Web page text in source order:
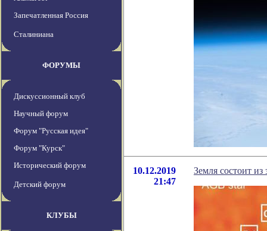
Запечатленная Россия
Сталиниана
ФОРУМЫ
Дискуссионный клуб
Научный форум
Форум "Русская идея"
Форум "Курск"
Исторический форум
Детский форум
КЛУБЫ
10.12.2019
21:47
Земля состоит